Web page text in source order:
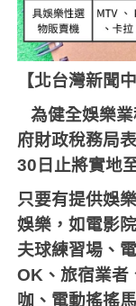
【北台灣新聞中
為健全娛樂
府財政稅務局
30 日止將實地
只要有提供娛
娛樂，如電影
夫球練習場、
OK 、旅宿業
咖、電動搖搖